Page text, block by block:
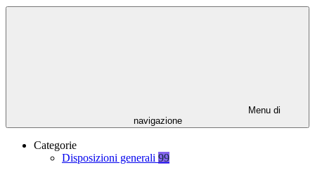
Menu di
navigazione
Categorie
Disposizioni generali 99